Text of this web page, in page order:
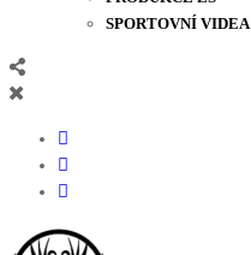
SPORTOVNÍ VIDEA